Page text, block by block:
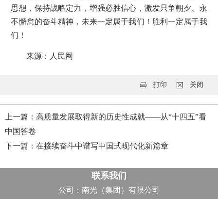
思想，保持战略定力，增强必胜信心，激发只争朝夕、永
不懈怠的奋斗精神，未来一定属于我们！胜利一定属于我
们！
来源：人民网
关闭
打印
上一篇：高质量发展取得新的历史性成就——从“十四五”看
中国答卷
下一篇：在接续奋斗中谱写中国式现代化新篇章
联系我们
公司：南光（集团）有限公司